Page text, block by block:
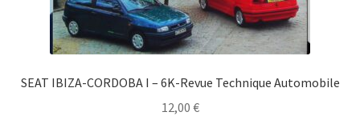
SEAT IBIZA-CORDOBA I – 6K-Revue Technique Automobile
12,00 €